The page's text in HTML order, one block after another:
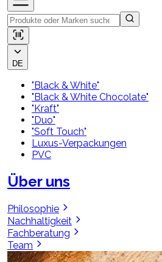
DE
"Black & White"
"Black & White Chocolate"
"Kraft"
"Duo"
"Soft Touch"
Luxus-Verpackungen
PVC
Über uns
Philosophie
Nachhaltigkeit
Fachberatung
Team